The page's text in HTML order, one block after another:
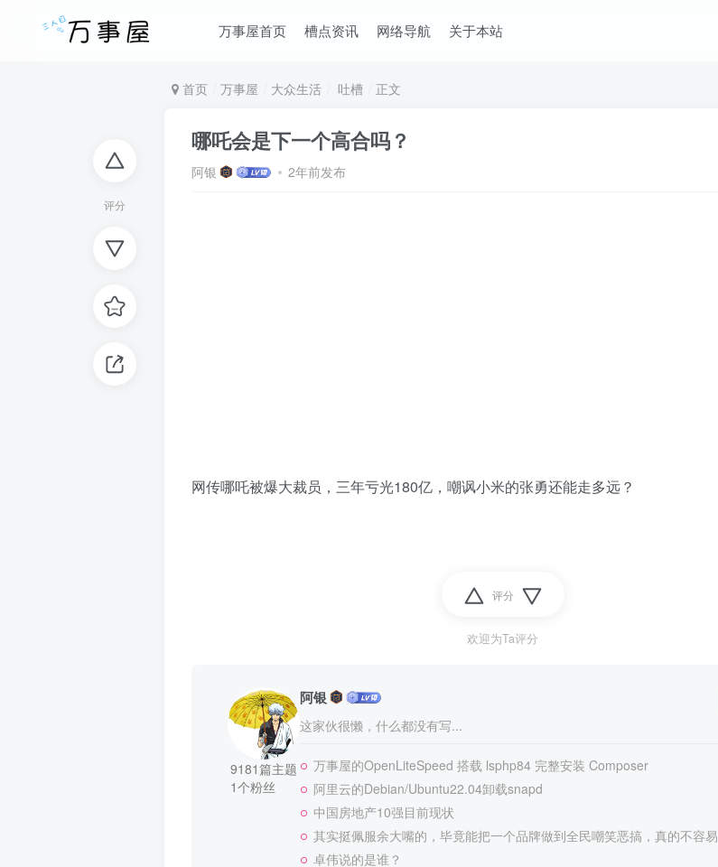
万事屋首页 槽点资讯 网络导航 关于本站
评分
首页 万事屋 大众生活 吐槽 正文
哪吒会是下一个高合吗？
阿银 2年前发布
网传哪吒被爆大裁员，三年亏光180亿，嘲讽小米的张勇还能走多远？
评分
欢迎为Ta评分
9181篇主题
1个粉丝
阿银
这家伙很懒，什么都没有写...
万事屋的OpenLiteSpeed 搭载 lsphp84 完整安装 Composer
阿里云的Debian/Ubuntu22.04卸载snapd
中国房地产10强目前现状
其实挺佩服余大嘴的，毕竟能把一个品牌做到全民嘲笑恶搞，真的不容易
卓伟说的是谁？